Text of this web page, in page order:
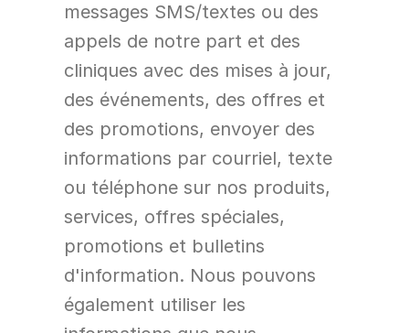
messages SMS/textes ou des
appels de notre part et des
cliniques avec des mises à jour,
des événements, des offres et
des promotions, envoyer des
informations par courriel, texte
ou téléphone sur nos produits,
services, offres spéciales,
promotions et bulletins
d'information. Nous pouvons
également utiliser les